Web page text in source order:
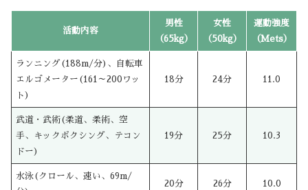
活動内容
男性
（65kg）
女性
（50kg）
運動強度
（Mets）
ランニング(188m/分)、自転車
エルゴメーター(161～200ワッ
ト)
18分 24分 11.0
武道・武術(柔道、柔術、空
手、キックボクシング、テコン
ドー)
19分 25分 10.3
水泳(クロール、速い、69m/
20分 26分 10.0